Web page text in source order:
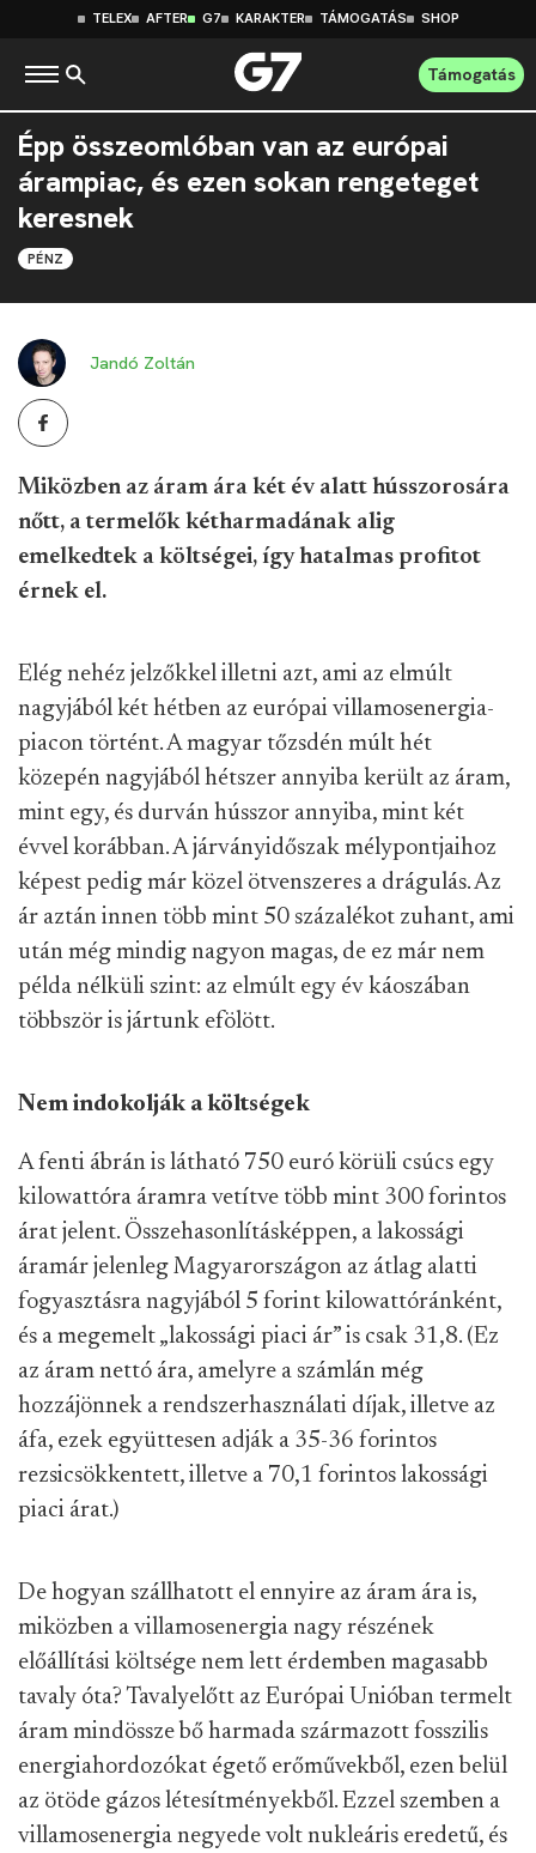
TELEX AFTER G7 KARAKTER TÁMOGATÁS SHOP
Támogatás
Épp összeomlóban van az európai
árampiac, és ezen sokan rengeteget
keresnek
PÉNZ
Jandó Zoltán
Miközben az áram ára két év alatt hússzorosára
nőtt, a termelők kétharmadának alig
emelkedtek a költségei, így hatalmas profitot
érnek el.
Elég nehéz jelzőkkel illetni azt, ami az elmúlt
nagyjából két hétben az európai villamosenergia-
piacon történt. A magyar tőzsdén múlt hét
közepén nagyjából hétszer annyiba került az áram,
mint egy, és durván hússzor annyiba, mint két
évvel korábban. A járványidőszak mélypontjaihoz
képest pedig már közel ötvenszeres a drágulás. Az
ár aztán innen több mint 50 százalékot zuhant, ami
után még mindig nagyon magas, de ez már nem
példa nélküli szint: az elmúlt egy év káoszában
többször is jártunk efölött.
Nem indokolják a költségek
A fenti ábrán is látható 750 euró körüli csúcs egy
kilowattóra áramra vetítve több mint 300 forintos
árat jelent. Összehasonlításképpen, a lakossági
áramár jelenleg Magyarországon az átlag alatti
fogyasztásra nagyjából 5 forint kilowattóránként,
és a megemelt „lakossági piaci ár” is csak 31,8. (Ez
az áram nettó ára, amelyre a számlán még
hozzájönnek a rendszerhasználati díjak, illetve az
áfa, ezek együttesen adják a 35-36 forintos
rezsicsökkentett, illetve a 70,1 forintos lakossági
piaci árat.)
De hogyan szállhatott el ennyire az áram ára is,
miközben a villamosenergia nagy részének
előállítási költsége nem lett érdemben magasabb
tavaly óta? Tavalyelőtt az Európai Unióban termelt
áram mindössze bő harmada származott fosszilis
energiahordozókat égető erőművekből, ezen belül
az ötöde gázos létesítményekből. Ezzel szemben a
villamosenergia negyede volt nukleáris eredetű, és